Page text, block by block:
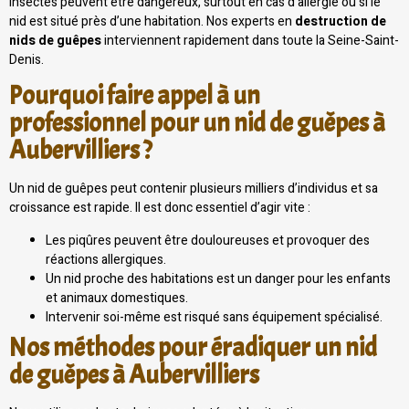
nid est situé près d’une habitation. Nos experts en destruction de
nids de guêpesinterviennent rapidement dans toute la Seine-Saint-
Denis.
Pourquoi faire appel à un
professionnel pour un nid de guêpes à
Aubervilliers ?
Un nid de guêpes peut contenir plusieurs milliers d’individus et sa
croissance est rapide. Il est donc essentiel d’agir vite :
Les piqûres peuvent être douloureuses et provoquer des
réactions allergiques.
Un nid proche des habitations est un danger pour les enfants
et animaux domestiques.
Intervenir soi-même est risqué sans équipement spécialisé.
Nos méthodes pour éradiquer un nid
de guêpes à Aubervilliers